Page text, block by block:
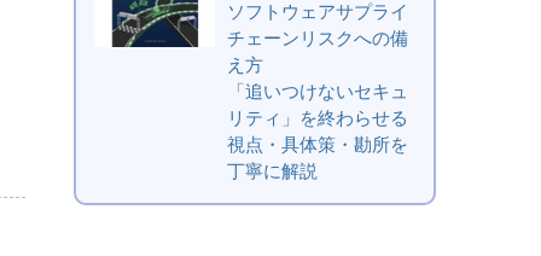
ソフトウェアサプライ
チェーンリスクへの備
え方
「追いつけないセキュ
リティ」を終わらせる
視点・具体策・勘所を
丁寧に解説